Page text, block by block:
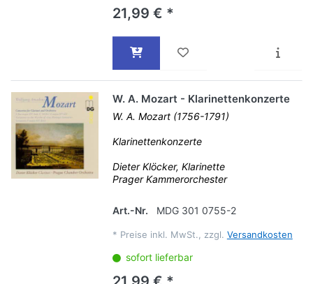
21,99 € *
W. A. Mozart - Klarinettenkonzerte
W. A. Mozart (1756-1791)
Klarinettenkonzerte
Dieter Klöcker, Klarinette
Prager Kammerorchester
Art.-Nr. MDG 301 0755-2
* Preise inkl. MwSt., zzgl. Versandkosten
sofort lieferbar